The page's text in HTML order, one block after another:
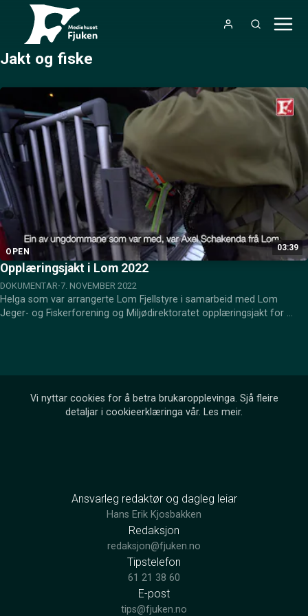
Jakt og fiske
03:39
OPEN
Opplæringsjakt i Lom 2022
DOKUMENTAR 7. NOVEMBER 2022
Helga som var arrangerte Lom Fjellstyre i samarbeid med Lom
Jeger- og Fiskerforening og Miljødirektoratet opplæringsjakt for
Vi nyttar cookies for å betra brukaropplevinga. Sjå fleire
detaljar i cookieerklæringa vår. Les meir.
Ansvarleg redaktør og dagleg leiar
Hans Erik Kjosbakken
Redaksjon
redaksjon@fjuken.no
Tipstelefon
61 21 38 60
E-post
tips@fjuken.no